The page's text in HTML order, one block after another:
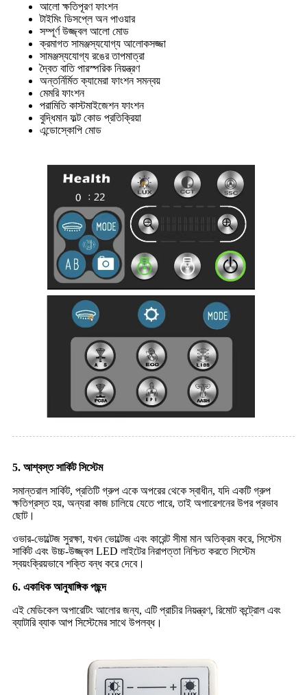
আলো ক্ষতিপূরণ ফাংশন
টাইমিং ডিসপ্লে অন পাওয়ার
সম্পূর্ণ উজ্জ্বল আলো মোড
ক্রমাগত সামঞ্জস্যযোগ্য আলোকসজ্জা
সামঞ্জস্যযোগ্য রঙের তাপমাত্রা
দ্বৈত বাতি পারস্পরিক নিয়ন্ত্রণ
অন্তর্নির্মিত ক্যামেরা ফাংশন সমন্বয়
মেমরি ফাংশন
পরামিতি কাস্টমাইজেশন ফাংশন
বুদ্ধিমান ফল্ট কোড প্রতিক্রিয়া
এন্ডোস্কোপি মোড
5. আশ্বস্ত সার্কিট সিস্টেম
সমান্তরাল সার্কিট, প্রতিটি গ্রুপ একে অপরের থেকে স্বাধীন, যদি একটি গ্রুপ
ক্ষতিগ্রস্ত হয়, অন্যরা কাজ চালিয়ে যেতে পারে, তাই অপারেশনের উপর প্রভাব
ছোট।
ওভার-ভোল্টেজ সুরক্ষা, যখন ভোল্টেজ এবং কারেন্ট সীমা মান অতিক্রম করে, সিস্টেম
সার্কিট এবং উচ্চ-উজ্জ্বল LED লাইটের নিরাপত্তা নিশ্চিত করতে সিস্টেম
স্বয়ংক্রিয়ভাবে শক্তি বন্ধ করে দেবে।
6. একাধিক আনুষাঙ্গিক পছন্দ
এই মেডিকেল অপারেটিং আলোর জন্য, এটি প্রাচীর নিয়ন্ত্রণ, রিমোট কন্ট্রোল এবং
ব্যাটারি ব্যাক আপ সিস্টেমের সাথে উপলব্ধ।